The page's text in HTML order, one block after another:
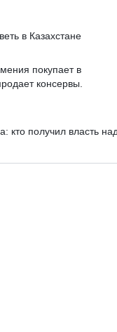
в Казахстане
покупает в
консервы.
кто получил власть над